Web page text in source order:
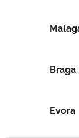
Braga
Evora